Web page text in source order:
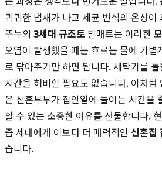
퀴퀴한 냄새가 나고 세균 번식의 온상이
뚜누의 3세대 규조토 발매트는 이러한
오염이 발생했을 때는 흐르는 물에 가볍
로 닦아주기만 하면 됩니다. 세탁기를
시간을 허비할 필요도 없습니다. 이처럼
은 신혼부부가 집안일에 들이는 시간을
할 수 있는 소중한 여유를 선물합니다.
즘 세대에게 이보다 더 매력적인 신혼집
습니다.